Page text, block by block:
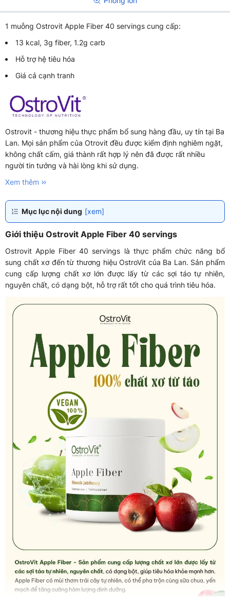
1 muỗng Ostrovit Apple Fiber 40 servings cung cấp:
13 kcal, 3g fiber, 1.2g carb
Hỗ trợ hệ tiêu hóa
Giá cả cạnh tranh
Ostrovit - thương hiệu thực phẩm bổ sung hàng đầu, uy tín tại Ba
Lan. Mọi sản phẩm của Otrovit đều được kiểm định nghiêm ngặt,
không chất cấm, giá thành rất hợp lý nên đã được rất nhiều
người tin tưởng và hài lòng khi sử dụng.
Xem thêm
Mục lục nội dung [xem]
Giới thiệu Ostrovit Apple Fiber 40 servings
Ostrovit Apple Fiber 40 servings là thực phẩm chức năng bổ
sung chất xơ đến từ thương hiệu OstroVit của Ba Lan. Sản phẩm
cung cấp lượng chất xơ lớn được lấy từ các sợi táo tự nhiên,
nguyên chất, có dạng bột, hỗ trợ rất tốt cho quá trình tiêu hóa.